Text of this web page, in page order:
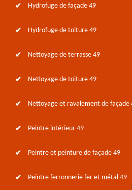
Hydrofuge de façade 49
Hydrofuge de toiture 49
Nettoyage de terrasse 49
Nettoyage de toiture 49
Nettoyage et ravalement de façade
Peintre intérieur 49
Peintre et peinture de façade 49
Peintre ferronnerie fer et métal 49